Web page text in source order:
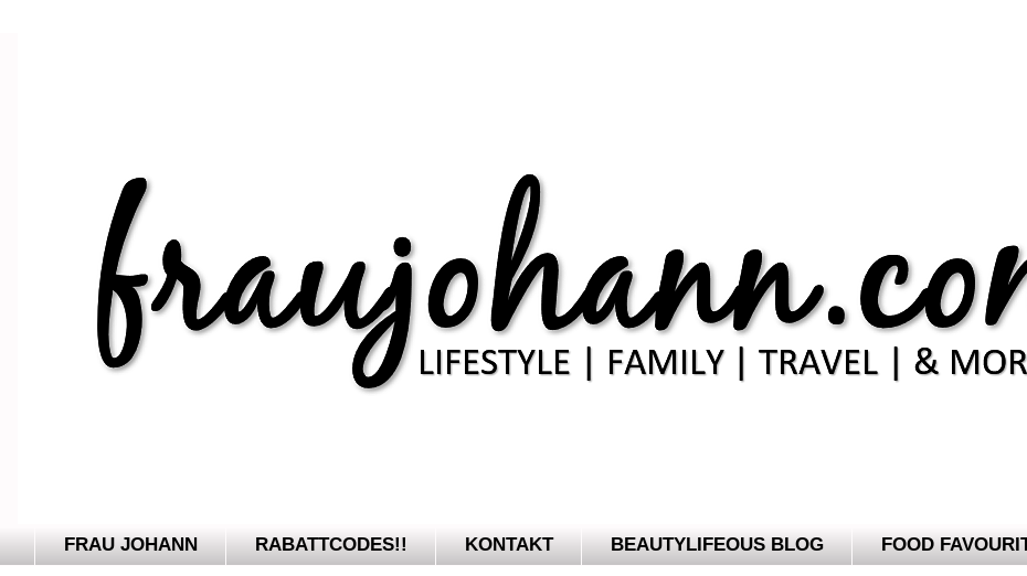
FRAU JOHANN RABATTCODES!! KONTAKT BEAUTYLIFEOUS BLOG FOOD